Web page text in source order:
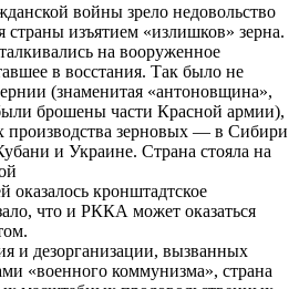
войны зрело недовольство
страны изъятием «излишков» зерна.
на вооруженное
в восстания. Так было не
(знаменитая «антоновщина»,
брошены части Красной армии),
производства зерновых — в Сибири
и Украине. Страна стояла на
кронштадтское
что и РККА может оказаться
и дезорганизации, вызванных
«военного коммунизма», страна